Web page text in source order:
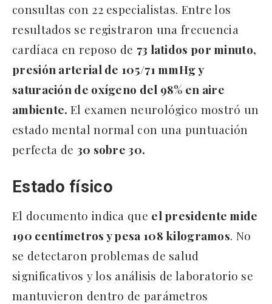
consultas con 22 especialistas. Entre los
resultados se registraron una frecuencia
cardíaca en reposo de 73 latidos por minuto,
presión arterial de 105/71 mmHg y
saturación de oxígeno del 98% en aire
ambiente.El examen neurológico mostró un
estado mental normal con una puntuación
perfecta de 30 sobre 30.
Estado físico
El documento indica que el presidente mide
190 centímetros y pesa 108 kilogramos. No
se detectaron problemas de salud
significativos y los análisis de laboratorio se
mantuvieron dentro de parámetros